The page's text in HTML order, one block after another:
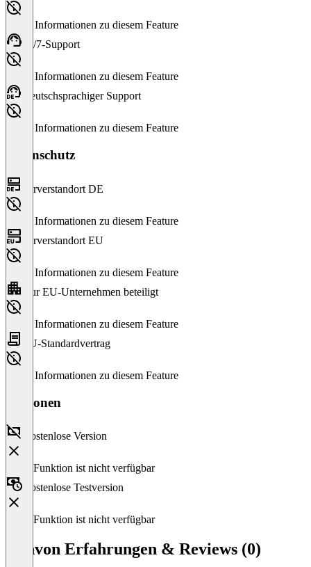
Keine Informationen zu diesem Feature
24/7-Support
Keine Informationen zu diesem Feature
Deutschsprachiger Support
Keine Informationen zu diesem Feature
Datenschutz
Serverstandort DE
Keine Informationen zu diesem Feature
Serverstandort EU
Keine Informationen zu diesem Feature
Nur EU-Unternehmen beteiligt
Keine Informationen zu diesem Feature
EU-Standardvertrag
Keine Informationen zu diesem Feature
Versionen
Kostenlose Version
Diese Funktion ist nicht verfügbar
Kostenlose Testversion
Diese Funktion ist nicht verfügbar
Dynvon Erfahrungen & Reviews (0)